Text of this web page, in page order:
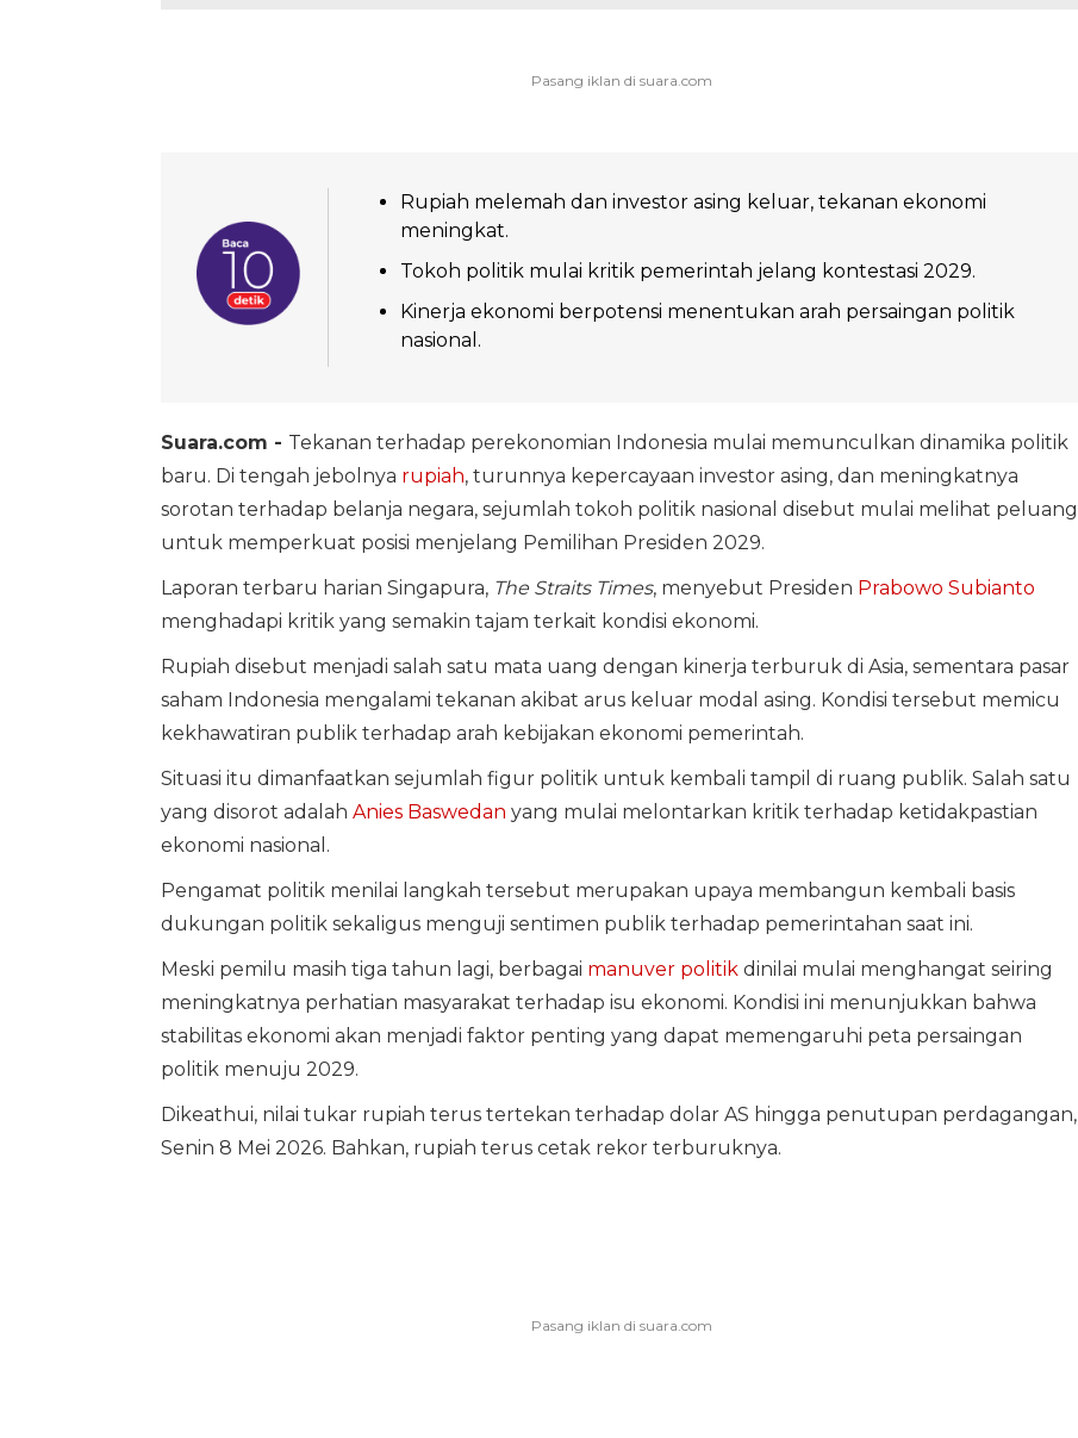
Rupiah melemah dan investor asing keluar, tekanan ekonomi
meningkat.
Tokoh politik mulai kritik pemerintah jelang kontestasi 2029.
Kinerja ekonomi berpotensi menentukan arah persaingan politik
nasional.
Suara.com - Tekanan terhadap perekonomian Indonesia mulai memunculkan dinamika politik
baru. Di tengah jebolnya rupiah, turunnya kepercayaan investor asing, dan meningkatnya
sorotan terhadap belanja negara, sejumlah tokoh politik nasional disebut mulai melihat peluang
untuk memperkuat posisi menjelang Pemilihan Presiden 2029.
Laporan terbaru harian Singapura, The Straits Times, menyebut Presiden Prabowo Subianto
menghadapi kritik yang semakin tajam terkait kondisi ekonomi.
Rupiah disebut menjadi salah satu mata uang dengan kinerja terburuk di Asia, sementara pasar
saham Indonesia mengalami tekanan akibat arus keluar modal asing. Kondisi tersebut memicu
kekhawatiran publik terhadap arah kebijakan ekonomi pemerintah.
Situasi itu dimanfaatkan sejumlah figur politik untuk kembali tampil di ruang publik. Salah satu
yang disorot adalah Anies Baswedan yang mulai melontarkan kritik terhadap ketidakpastian
ekonomi nasional.
Pengamat politik menilai langkah tersebut merupakan upaya membangun kembali basis
dukungan politik sekaligus menguji sentimen publik terhadap pemerintahan saat ini.
Meski pemilu masih tiga tahun lagi, berbagai manuver politik dinilai mulai menghangat seiring
meningkatnya perhatian masyarakat terhadap isu ekonomi. Kondisi ini menunjukkan bahwa
stabilitas ekonomi akan menjadi faktor penting yang dapat memengaruhi peta persaingan
politik menuju 2029.
Dikeathui, nilai tukar rupiah terus tertekan terhadap dolar AS hingga penutupan perdagangan,
Senin 8 Mei 2026. Bahkan, rupiah terus cetak rekor terburuknya.